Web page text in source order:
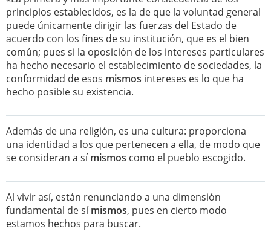
principios establecidos, es la de que la voluntad general
puede únicamente dirigir las fuerzas del Estado de
acuerdo con los fines de su institución, que es el bien
común; pues si la oposición de los intereses particulares
ha hecho necesario el establecimiento de sociedades, la
conformidad de esos mismos intereses es lo que ha
hecho posible su existencia.
Además de una religión, es una cultura: proporciona
una identidad a los que pertenecen a ella, de modo que
se consideran a símismos como el pueblo escogido.
Al vivir así, están renunciando a una dimensión
fundamental de símismos, pues en cierto modo
estamos hechos para buscar.